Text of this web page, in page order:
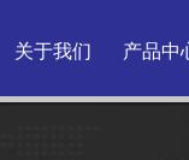
关于我们 产品中